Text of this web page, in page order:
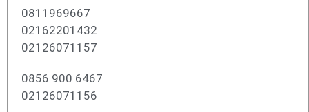
0811969667
02162201432
02126071157
0856 900 6467
02126071156